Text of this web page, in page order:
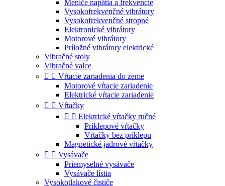
Meniče napätia a frekvencie
Vysokofrekvenčné vibrátory
Vysokofrekvenčné stropné
Elektronické vibrátory
Motorové vibrátory
Príložné vibrátory elektrické
Vibračné stoly
Vibračné valce
  Vŕtacie zariadenia do zeme
Motorové vŕtacie zariadenie
Elektrické vŕtacie zariadenie
  Vŕtačky
  Elektrické vŕtačky ručné
Príklepové vŕtačky
Vŕtačky bez príklepu
Magnetické jadrové vŕtačky
  Vysávače
Priemyselné vysávače
Vysávače lístia
Vysokotlakové čističe